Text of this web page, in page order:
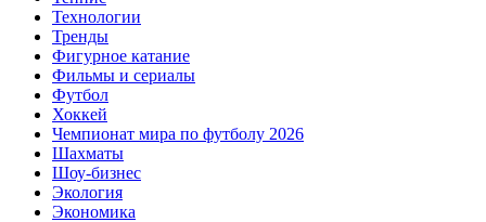
Технологии
Тренды
Фигурное катание
Фильмы и сериалы
Футбол
Хоккей
Чемпионат мира по футболу 2026
Шахматы
Шоу-бизнес
Экология
Экономика